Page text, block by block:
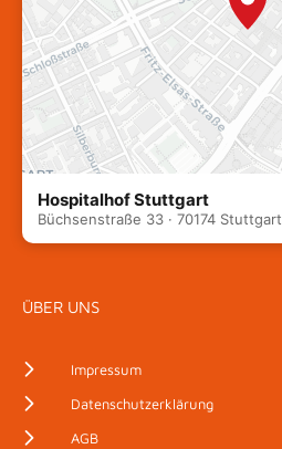
Hospitalhof Stuttgart
Büchsenstraße 33 · 70174 Stuttgart
ÜBER UNS
Impressum
Datenschutzerklärung
AGB